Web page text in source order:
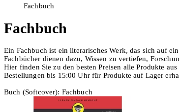
Fachbuch
Fachbuch
Ein Fachbuch ist ein literarisches Werk, das sich auf
Fachbücher dienen dazu, Wissen zu vertiefen,
Hier finden Sie zu den besten Preisen alle Produkte
Bestellungen bis 15:00 Uhr für Produkte auf Lager
Buch (Softcover): Fachbuch